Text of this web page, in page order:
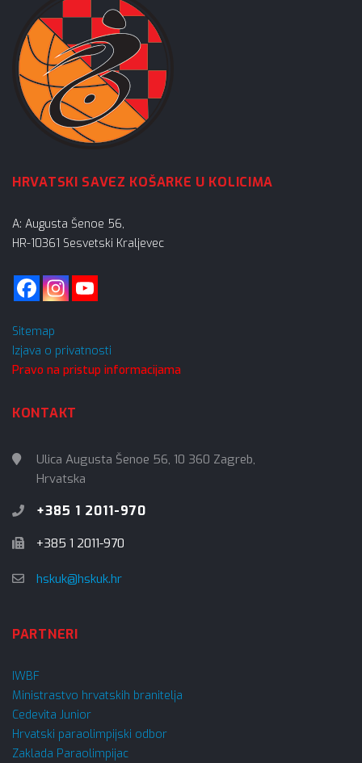
HRVATSKI SAVEZ KOŠARKE U KOLICIMA
A: Augusta Šenoe 56,
HR-10361 Sesvetski Kraljevec
Sitemap
Izjava o privatnosti
Pravo na pristup informacijama
KONTAKT
Ulica Augusta Šenoe 56, 10 360 Zagreb,
Hrvatska
+385 1 2011-970
+385 1 2011-970
hskuk@hskuk.hr
PARTNERI
IWBF
Ministrastvo hrvatskih branitelja
Cedevita Junior
Hrvatski paraolimpijski odbor
Zaklada Paraolimpijac